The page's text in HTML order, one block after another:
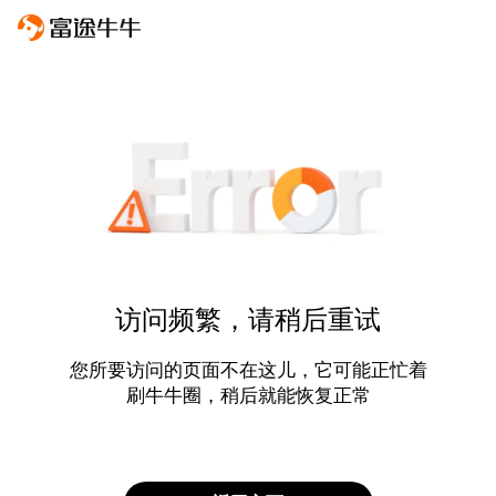
访问频繁，请稍后重试
您所要访问的页面不在这儿，它可能正忙着
刷牛牛圈，稍后就能恢复正常